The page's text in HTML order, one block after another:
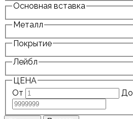
Основная вставка
Металл
Покрытие
Лейбл
ЦЕНА
От
До